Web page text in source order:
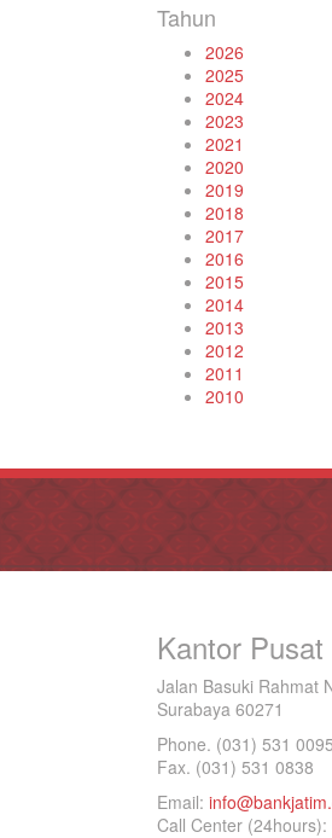
Tahun
2026
2025
2024
2023
2021
2020
2019
2018
2017
2016
2015
2014
2013
2012
2011
2010
Kantor Pusat
Jalan Basuki Rahmat
Surabaya 60271
Phone. (031) 531
Fax. (031) 531 0838
Email:
Call Center